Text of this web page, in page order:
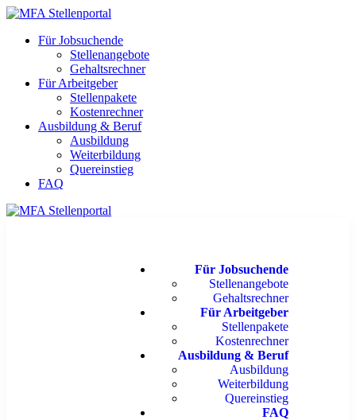
Für Jobsuchende
Stellenangebote
Gehaltsrechner
Für Arbeitgeber
Stellenpakete
Kostenrechner
Ausbildung & Beruf
Ausbildung
Weiterbildung
Quereinstieg
FAQ
Für Jobsuchende
Stellenangebote
Gehaltsrechner
Für Arbeitgeber
Stellenpakete
Kostenrechner
Ausbildung & Beruf
Ausbildung
Weiterbildung
Quereinstieg
FAQ